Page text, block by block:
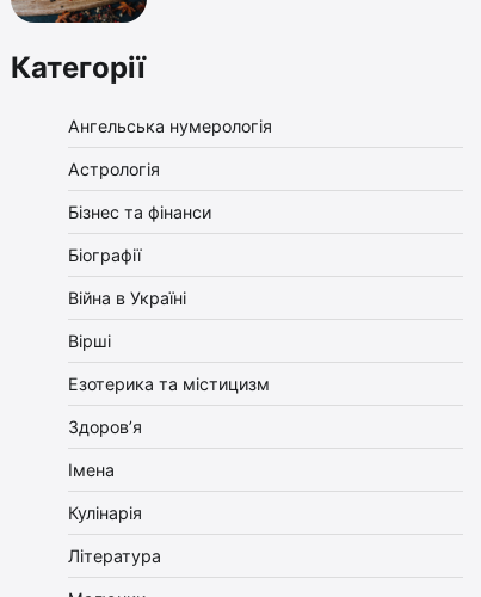
Категорії
Ангельська нумерологія
Астрологія
Бізнес та фінанси
Біографії
Війна в Україні
Вірші
Езотерика та містицизм
Здоров’я
Імена
Кулінарія
Література